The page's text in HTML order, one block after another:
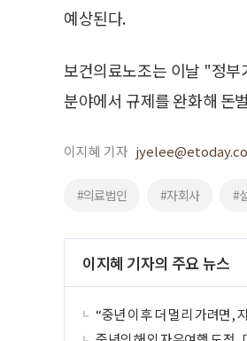
예상된다.
보건의료노조는 이날 "정
분야에서 규제를 완화해 돈
이지혜 기자
#의료법인 #자회사 #
이지혜 기자의 주요 뉴스
“중년 이후 더 멀리 가려면,